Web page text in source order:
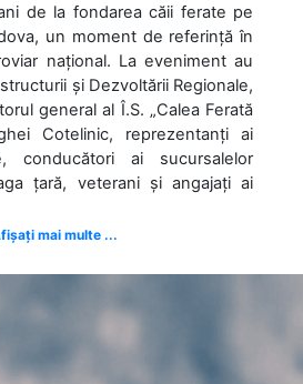
de la fondarea căii ferate pe
un moment de referință în
național. La eveniment au
și Dezvoltării Regionale,
general al Î.S. „Calea Ferată
Cotelinic, reprezentanți ai
conducători ai sucursalelor
țară, veterani și angajați ai
mai multe ...